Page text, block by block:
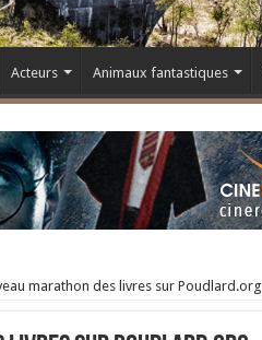
Acteurs Animaux fantastiques
marathon des livres sur Poudlard.org